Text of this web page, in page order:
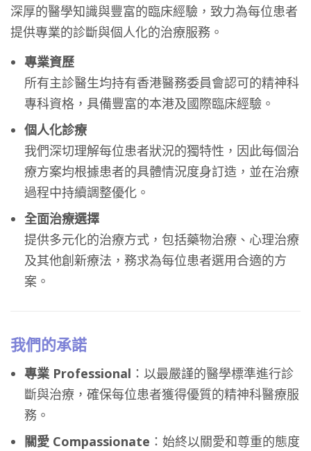
深厚的醫學知識與豐富的臨床經驗，致力為每位患者
提供專業的診斷與個人化的治療服務。
專業資歷
所有主診醫生均持有香港醫務委員會認可的精神科
專科資格，具備豐富的本港及國際臨床經驗。
個人化診療
我們深切理解每位患者狀況的獨特性，因此每個治
療方案均根據患者的具體情況度身訂造，並在治療
過程中持續調整優化。
全面治療選擇
提供多元化的治療方式，包括藥物治療、心理治療
及其他創新療法，務求為每位患者選用合適的方
案。
我們的承諾
專業 Professional ：以最嚴謹的醫學標準進行診
斷與治療，確保每位患者獲得優質的精神科醫療服
務。
關愛 Compassionate ：始終以關愛和尊重的態度